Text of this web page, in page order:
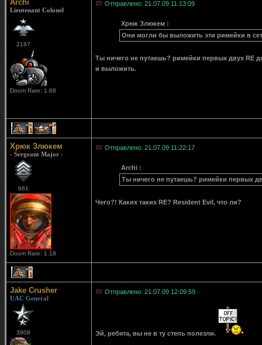
Archi
Lieutenant Colonel
2187
Doom Rate: 1.68
Отправлено: 21.07.09 11:13:09
Хрюк Злюкем :
Они могли бы выложить эти римейки в
Ты ничего не путаешь? римейки первых двух RE
и выложить.
1 1
Хрюк Злюкем
- Sergeant Major -
661
Doom Rate: 1.18
Отправлено: 21.07.09 11:22:17
Archi :
Ты ничего не путаешь? римейки первых
Чего?! Каких таких RE? Resident Evil, что ли?
1
Jake Crusher
UAC General
3908
Отправлено: 21.07.09 12:09:59
Эй, ребята, вы не в ту степь полезли.